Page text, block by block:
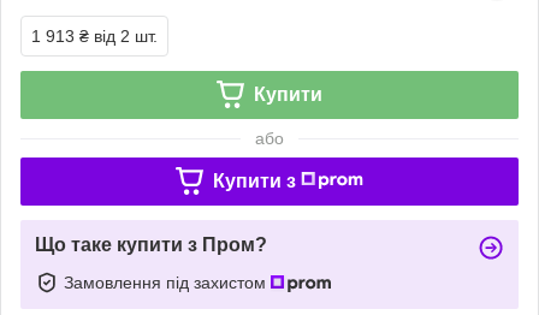
1 913 ₴ від 2 шт.
Купити
або
Купити з
Що таке купити з Пром?
Замовлення під захистом